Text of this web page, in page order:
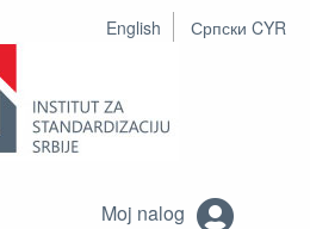
English Српски CYR
Moj nalog